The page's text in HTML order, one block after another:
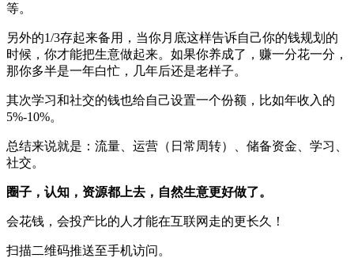
等。
另外的1/3存起来备用，当你月底这样告诉自己你的钱规划的
时候，你才能把生意做起来。如果你养成了，赚一分花一分，
那你多半是一年白忙，几年后还是老样子。
其次学习和社交的钱也给自己设置一个份额，比如年收入的
5%-10%。
总结来说就是：流量、运营（日常周转）、储备资金、学习、
社交。
圈子，认知，资源都上去，自然生意更好做了。
会花钱，会投产比的人才能在互联网走的更长久！
扫描二维码推送至手机访问。